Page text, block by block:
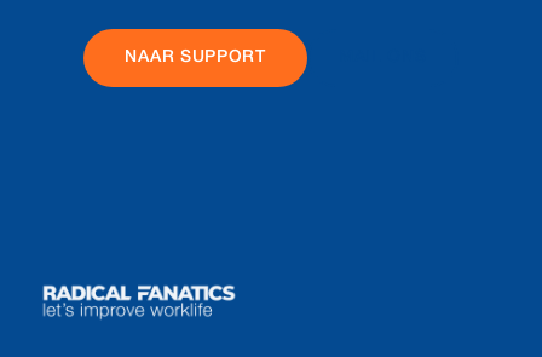
NAAR SUPPORT